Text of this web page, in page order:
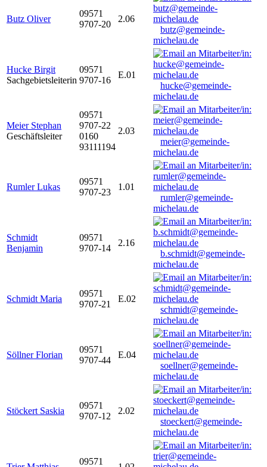
Butz Oliver
09571
9707-20
2.06
butz@gemeinde-
michelau.de
Hucke Birgit
Sachgebietsleiterin
09571
9707-16
E.01
hucke@gemeinde-
michelau.de
Meier Stephan
Geschäftsleiter
09571
9707-22
0160
93111194
2.03
meier@gemeinde-
michelau.de
Rumler Lukas
09571
9707-23
1.01
rumler@gemeinde-
michelau.de
Schmidt
Benjamin
09571
9707-14
2.16
b.schmidt@gemeinde-
michelau.de
Schmidt Maria
09571
9707-21
E.02
schmidt@gemeinde-
michelau.de
Söllner Florian
09571
9707-44
E.04
soellner@gemeinde-
michelau.de
Stöckert Saskia
09571
9707-12
2.02
stoeckert@gemeinde-
michelau.de
09571